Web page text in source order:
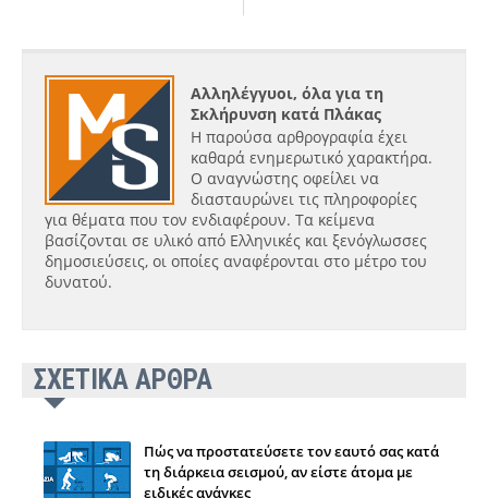
Αλληλέγγυοι, όλα για τη
Σκλήρυνση κατά Πλάκας
Η παρούσα αρθρογραφία έχει
καθαρά ενημερωτικό χαρακτήρα.
Ο αναγνώστης οφείλει να
διασταυρώνει τις πληροφορίες
για θέματα που τον ενδιαφέρουν. Τα κείμενα
βασίζονται σε υλικό από Ελληνικές και ξενόγλωσσες
δημοσιεύσεις, οι οποίες αναφέρονται στο μέτρο του
δυνατού.
ΣΧΕΤΙΚΑ ΑΡΘΡΑ
Πώς να προστατεύσετε τον εαυτό σας κατά
τη διάρκεια σεισμού, αν είστε άτομα με
ειδικές ανάγκες